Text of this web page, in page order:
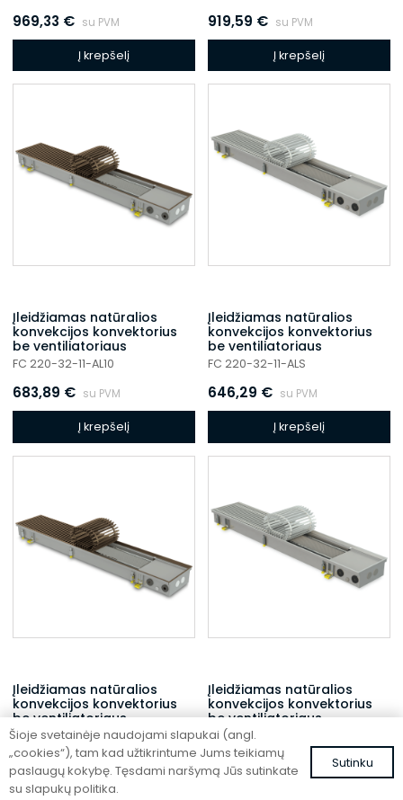
969,33 € su PVM
Į krepšelį
919,59 € su PVM
Į krepšelį
Įleidžiamas natūralios
konvekcijos konvektorius
be ventiliatoriaus
FC 220-32-11-AL10
683,89 € su PVM
Į krepšelį
Įleidžiamas natūralios
konvekcijos konvektorius
be ventiliatoriaus
FC 220-32-11-ALS
646,29 € su PVM
Į krepšelį
Įleidžiamas natūralios
konvekcijos konvektorius
be ventiliatoriaus
FC 220-32-9-AL10
682,06€ su PVM
Įleidžiamas natūralios
konvekcijos konvektorius
be ventiliatoriaus
FC 220-22-15-ALS
614,05€ su PVM
Šioje svetainėje naudojami slapukai (angl.
„cookies“), tam kad užtikrintume Jums teikiamų
paslaugų kokybę. Tęsdami naršymą Jūs sutinkate
su slapukų politika.
Sutinku